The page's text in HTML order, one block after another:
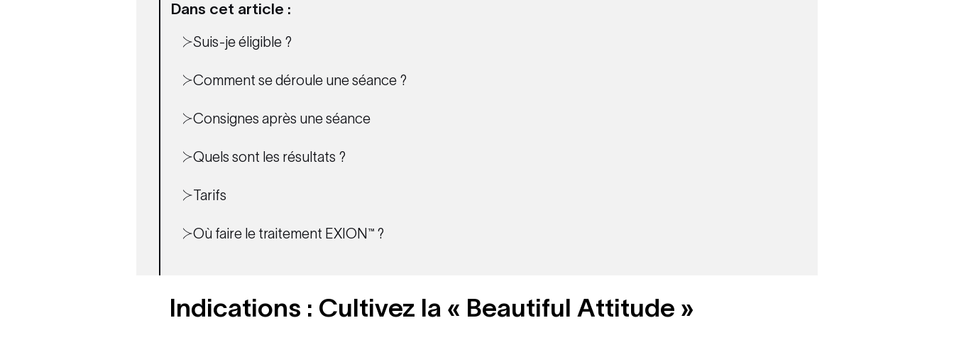
Dans cet article :
Suis-je éligible ?
Comment se déroule une séance ?
Consignes après une séance
Quels sont les résultats ?
Tarifs
Où faire le traitement EXION™ ?
Indications : Cultivez la « Beautiful Attitude »